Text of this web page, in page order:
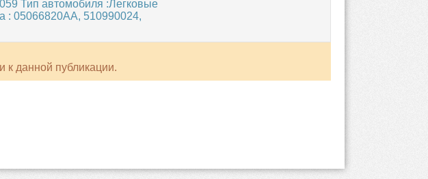
Тип автомобиля :Легковые
: 05066820AA, 510990024,
к данной публикации.